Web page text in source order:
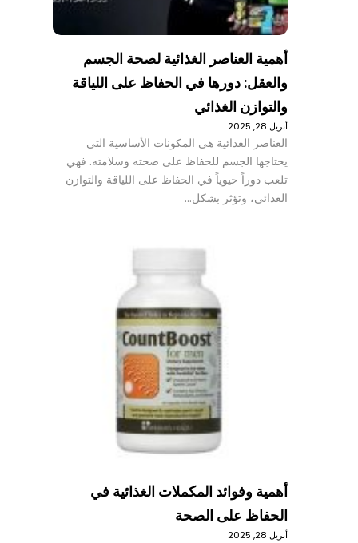
أهمية العناصر الغذائية لصحة الجسم
والعقل: دورها في الحفاظ على اللياقة
والتوازن الغذائي
أبريل 28, 2025
العناصر الغذائية هي المكونات الأساسية التي
يحتاجها الجسم للحفاظ على صحته وسلامته. فهي
تلعب دوراً حيوياً في الحفاظ على اللياقة والتوازن
الغذائي، وتؤثر بشكل…
أهمية وفوائد المكملات الغذائية في
الحفاظ على الصحة
أبريل 28, 2025